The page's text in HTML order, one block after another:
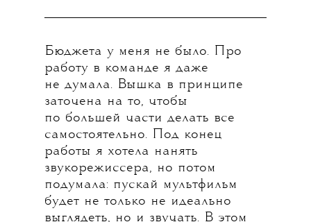
Бюджета у меня не было. Про
работу в команде я даже
не думала. Вышка в принципе
заточена на то, чтобы
по большей части делать все
самостоятельно. Под конец
работы я хотела нанять
звукорежиссера, но потом
подумала: пускай мультфильм
будет не только не идеально
выглядеть, но и звучать. В этом